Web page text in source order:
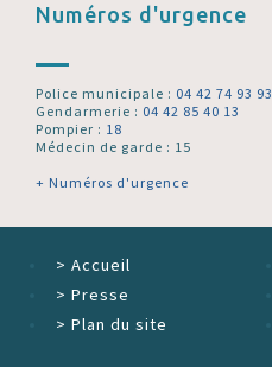
Numéros d'urgence
Police municipale : 04 42 74 93 93
Gendarmerie : 04 42 85 40 13
Pompier : 18
Médecin de garde : 15
+ Numéros d'urgence
> Accueil
> Presse
> Plan du site